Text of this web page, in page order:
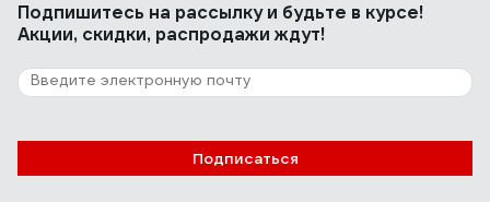
Подпишитесь на рассылкуи будьте в курсе!
Акции, скидки, распродажи ждут!
Подписаться